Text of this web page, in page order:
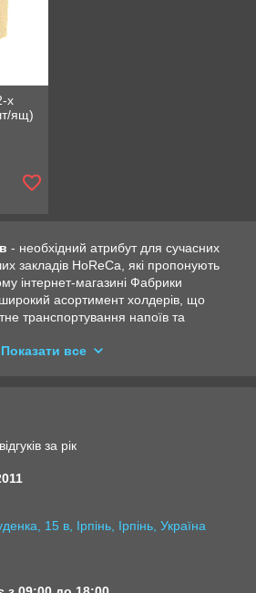
х
ящ)
- необхідний атрибут для сучасних
закладів HoReCa, які пропонують
інтернет-магазині Фабрики
асортимент холдерів, що
транспортування напоїв та
зайвого навантаження.
довкілля і підлягають повній
що задовольняють потреби
coffee-to-go
кав’ярень, які
coffee to go. Вони забезпечують
Показати все
за рік
15 в, Ірпінь, Ірпінь, Україна